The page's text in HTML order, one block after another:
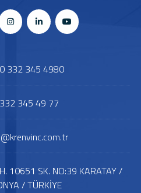
332 345 4980
345 49 77
10651 SK. NO:39 KARATAY /
/ TÜRKİYE